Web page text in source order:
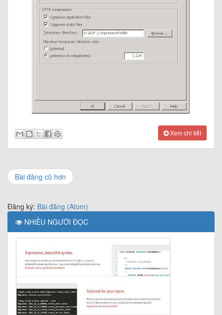
Xem chi tiết
Bài đăng cũ hơn
Đăng ký: Bài đăng (Atom)
NHIỀU NGƯỜI ĐỌC